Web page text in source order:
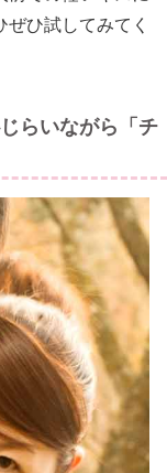
ひ試してみてく
らいながら「チ